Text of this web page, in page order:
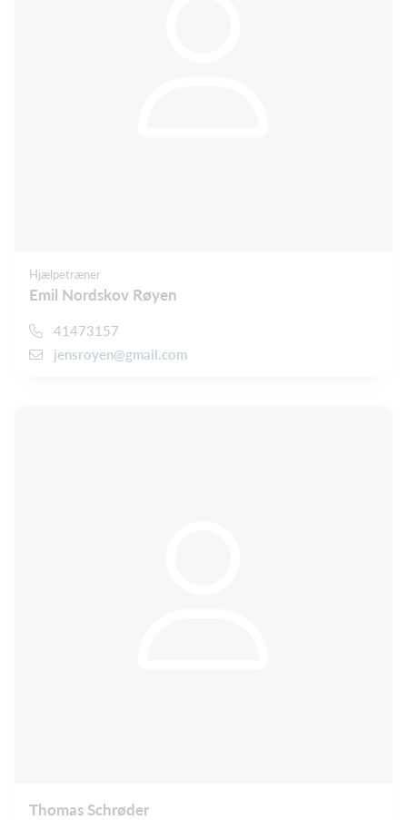
Hjælpetræner
Emil Nordskov Røyen
41473157
jensroyen@gmail.com
Thomas Schrøder